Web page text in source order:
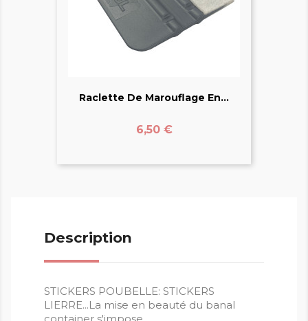
Raclette De Marouflage En...
Prix
6,50 €
Description
STICKERS POUBELLE: STICKERS
LIERRE...La mise en beauté du banal
container s'impose ..